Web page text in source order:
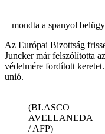
– mondta a spanyol
Az Európai Bizottság
Juncker már felszólította
védelmére fordított
unió.
(BLASCO
AVELLANEDA
/ AFP)